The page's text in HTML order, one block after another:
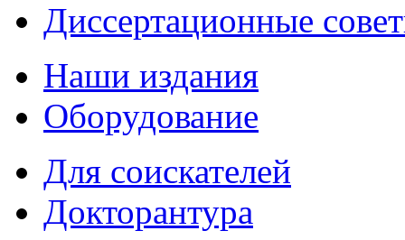
Диссертационные
Наши издания
Оборудование
Для соискателей
Докторантура